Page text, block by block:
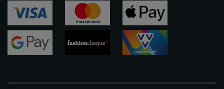
visa
apple-
pay